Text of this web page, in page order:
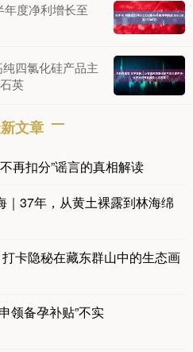
年度净利增长至
四氯化硅产品主
英
文章
再扣分”谣言的真相解读
｜37年，从黄土裸露到林海绵
卡隐秘在藏东群山中的生态画
领备孕补贴”不实